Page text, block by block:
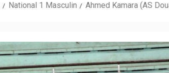
National 1 Masculin Ahmed Kamara (AS